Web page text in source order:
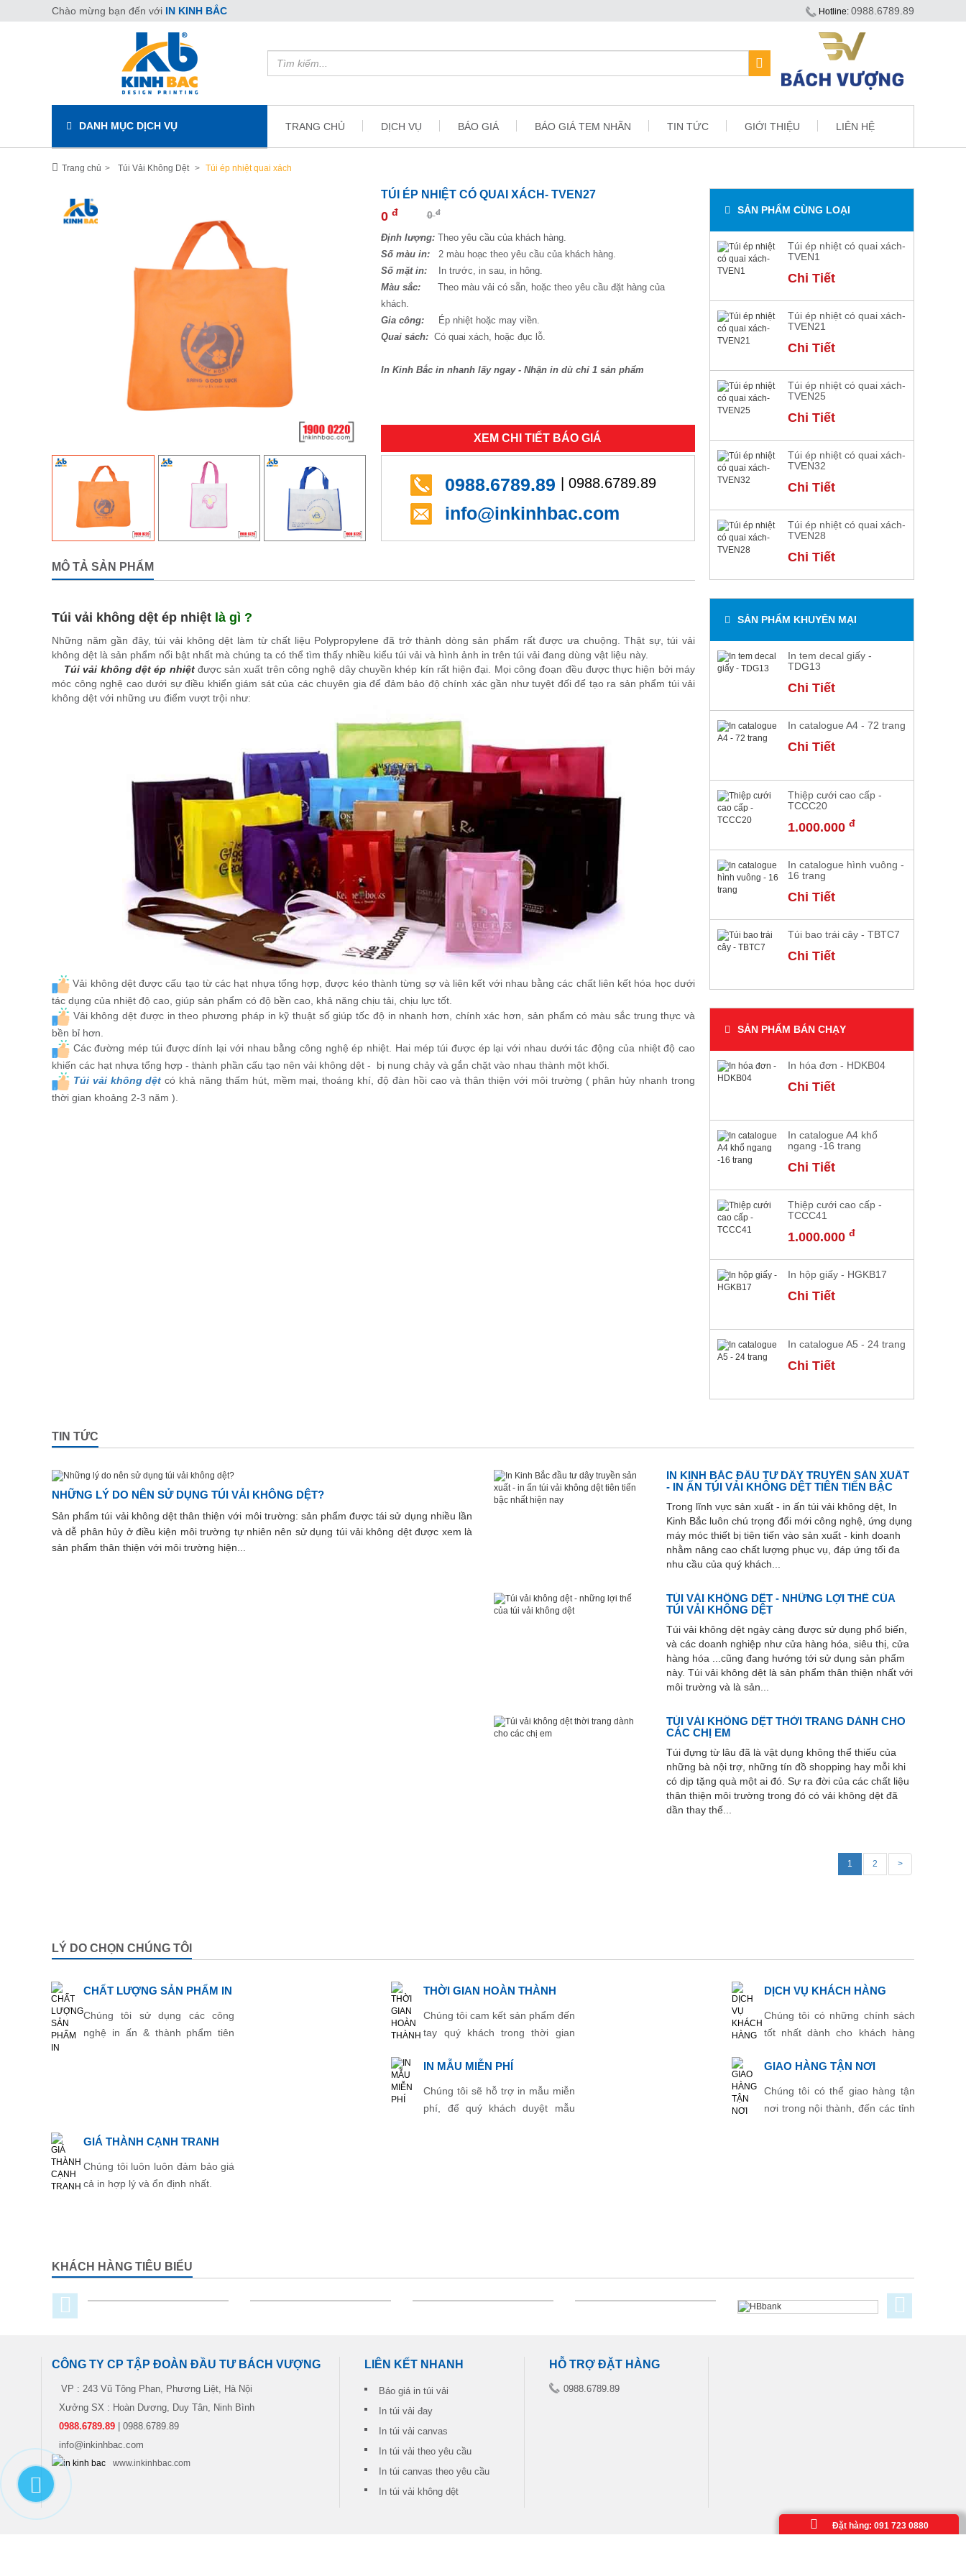
Chào mừng bạn đến với IN KINH BẮC Hotline: 0988.6789.89
DANH MỤC DỊCH VỤ TRANG CHỦ DỊCH VỤ BÁO GIÁ BÁO GIÁ TEM NHÃN TIN TỨC GIỚI THIỆU LIÊN HỆ
Trang chủ Túi Vải Không Dệt Túi ép nhiệt quai xách
TÚI ÉP NHIỆT CÓ QUAI XÁCH- TVEN27
0 đ 0đ
Định lượng:Theo yêu cầu của khách hàng.
Số màu in: 2 màu hoạc theo yêu cầu của khách hàng.
Số mặt in:
In trước, in sau, in hông.
Màu sắc: Theo màu vải có sẵn, hoặc theo yêu cầu đặt hàng của
khách.
Gia công:
Ép nhiệt hoặc may viền.
Quai sách: Có quai xách, hoặc đục lỗ.
In Kinh Bắc in nhanh lấy ngay - Nhận in dù chỉ 1 sản phẩm
XEM CHI TIẾT BÁO GIÁ
0988.6789.89 | 0988.6789.89
info@inkinhbac.com
MÔ TẢ SẢN PHẨM
Túi vải không dệt ép nhiệt là gì ?
Những năm gần đây, túi vải không dệt làm từ chất liệu Polypropylene đã trở thành dòng sản phẩm rất được ưa chuộng. Thật sự, túi vải
không dệt là sản phẩm nổi bật nhất mà chúng ta có thể tìm thấy nhiều kiểu túi vải và hình ảnh in trên túi vải đang dùng vật liệu này.
Túi vải không dệt ép nhiệtđược sản xuất trên công nghệ dây chuyền khép kín rất hiện đại. Mọi công đoạn đều được thực hiện bởi máy
móc công nghệ cao dưới sự điều khiển giám sát của các chuyên gia để đảm bảo độ chính xác gần như tuyệt đối để tạo ra sản phẩm túi vải
không dệt với những ưu điểm vượt trội như:
Vải không dệt được cấu tạo từ các hạt nhựa tổng hợp, được kéo thành từng sợ và liên kết với nhau bằng các chất liên kết hóa học dưới
tác dụng của nhiệt độ cao, giúp sản phẩm có độ bền cao, khả năng chịu tải, chịu lực tốt.
Vải không dệt được in theo phương pháp in kỹ thuật số giúp tốc độ in nhanh hơn, chính xác hơn, sản phẩm có màu sắc trung thực và
bền bỉ hơn.
Các đường mép túi được dính lại với nhau bằng công nghệ ép nhiệt. Hai mép túi được ép lại với nhau dưới tác động của nhiệt độ cao
khiến các hạt nhựa tổng hợp - thành phần cấu tạo nên vải không dệt - bị nung chảy và gắn chặt vào nhau thành một khối.
Túi vải không dệt có khả năng thấm hút, mềm mại, thoáng khí, độ đàn hồi cao và thân thiện với môi trường ( phân hủy nhanh trong
thời gian khoảng 2-3 năm ).
SẢN PHẨM CÙNG LOẠI
Túi ép nhiệt có quai xách-
TVEN1
Chi Tiết
Túi ép nhiệt có quai xách-
TVEN21
Chi Tiết
Túi ép nhiệt có quai xách-
TVEN25
Chi Tiết
Túi ép nhiệt có quai xách-
TVEN32
Chi Tiết
Túi ép nhiệt có quai xách-
TVEN28
Chi Tiết
SẢN PHẨM KHUYÊN MẠI
In tem decal giấy -
TDG13
Chi Tiết
In catalogue A4 - 72 trang
Chi Tiết
Thiệp cưới cao cấp -
TCCC20
1.000.000 đ
In catalogue hình vuông -
16 trang
Chi Tiết
Túi bao trái cây - TBTC7
Chi Tiết
SẢN PHẨM BÁN CHẠY
In hóa đơn - HDKB04
Chi Tiết
In catalogue A4 khổ
ngang -16 trang
Chi Tiết
Thiệp cưới cao cấp -
TCCC41
1.000.000 đ
In hộp giấy - HGKB17
Chi Tiết
In catalogue A5 - 24 trang
Chi Tiết
TIN TỨC
NHỮNG LÝ DO NÊN SỬ DỤNG TÚI VẢI KHÔNG DỆT?
Sản phẩm túi vải không dệt thân thiện với môi trường: sản phẩm được tái sử dụng nhiều lần
và dễ phân hủy ở điều kiện môi trường tự nhiên nên sử dụng túi vải không dệt được xem là
sản phẩm thân thiện với môi trường hiện...
IN KINH BẮC ĐẦU TƯ DÂY TRUYỀN SẢN XUẤT
- IN ẤN TÚI VẢI KHÔNG DỆT TIÊN TIẾN BẬC
Trong lĩnh vực sản xuất - in ấn túi vải không dệt, In
Kinh Bắc luôn chú trọng đổi mới công nghệ, ứng dụng
máy móc thiết bị tiên tiến vào sản xuất - kinh doanh
nhằm nâng cao chất lượng phục vụ, đáp ứng tối đa
nhu cầu của quý khách...
TÚI VẢI KHÔNG DỆT - NHỮNG LỢI THẾ CỦA
TÚI VẢI KHÔNG DỆT
Túi vải không dệt ngày càng được sử dụng phổ biến,
và các doanh nghiệp như cửa hàng hóa, siêu thị, cửa
hàng hóa ...cũng đang hướng tới sử dụng sản phẩm
này. Túi vải không dệt là sản phẩm thân thiện nhất với
môi trường và là sản...
TÚI VẢI KHÔNG DỆT THỜI TRANG DÀNH CHO
CÁC CHỊ EM
Túi đựng từ lâu đã là vật dụng không thể thiếu của
những bà nội trợ, những tín đồ shopping hay mỗi khi
có dịp tặng quà một ai đó. Sự ra đời của các chất liệu
thân thiện môi trường trong đó có vải không dệt đã
dần thay thế...
1 2 >
LÝ DO CHỌN CHÚNG TÔI
CHẤT LƯỢNG SẢN PHẨM IN
Chúng tôi sử dụng các công
nghệ in ấn & thành phẩm tiên
THỜI GIAN HOÀN THÀNH
Chúng tôi cam kết sản phẩm đến
tay quý khách trong thời gian
DỊCH VỤ KHÁCH HÀNG
Chúng tôi có những chính sách
tốt nhất dành cho khách hàng
IN MẪU MIỄN PHÍ
Chúng tôi sẽ hỗ trợ in mẫu miễn
phí, để quý khách duyệt mẫu
GIAO HÀNG TẬN NƠI
Chúng tôi có thể giao hàng tận
nơi trong nội thành, đến các tỉnh
GIÁ THÀNH CẠNH TRANH
Chúng tôi luôn luôn đảm bảo giá
cả in hợp lý và ổn định nhất.
KHÁCH HÀNG TIÊU BIỂU
CÔNG TY CP TẬP ĐOÀN ĐẦU TƯ BÁCH VƯỢNG
VP : 243 Vũ Tông Phan, Phương Liệt, Hà Nội
Xưởng SX : Hoàn Dương, Duy Tân, Ninh Bình
0988.6789.89 | 0988.6789.89
info@inkinhbac.com
www.inkinhbac.com
LIÊN KẾT NHANH
Báo giá in túi vải
In túi vải đay
In túi vải canvas
In túi vải theo yêu cầu
In túi canvas theo yêu cầu
In túi vải không dệt
HỖ TRỢ ĐẶT HÀNG
0988.6789.89
Đặt hàng: 091 723 0880